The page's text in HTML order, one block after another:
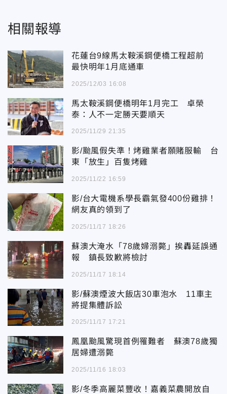
相關報導
花蓮台9線馬太鞍溪鋼便橋工程超前
最快明年1月底通車
2025/12/03 16:08
馬太鞍溪鋼便橋明年1月完工 卓榮
泰：人不一定勝天要順天
2025/11/29 21:35
影/颱風假失準！烤雞業者願賭服輸 台
東「放生」百隻烤雞
2025/11/22 16:59
影/台大電機系學長霸氣發400份雞排！
網友真的領到了
2025/11/17 18:26
蘇澳大淹水「78歲婦溺斃」挨轟延誤通
報 鎮長致歉將檢討
2025/11/17 18:14
影/蘇澳煙波大飯店30車泡水 11車主
將提集體訴訟
2025/11/17 17:21
鳳凰颱風驚現首例罹難者 蘇澳78歲獨
居婦遭溺斃
2025/11/16 18:03
影/冬季高麗菜豐收！嘉義菜農開放自